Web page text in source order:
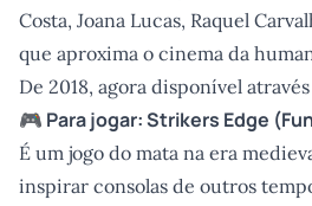
Costa, Joana Lucas, Raquel
que aproxima o cinema da
De 2018, agora disponível
🎮 Para jogar:Strikers Edge (
É um jogo do mata na era
inspirar consolas de outros